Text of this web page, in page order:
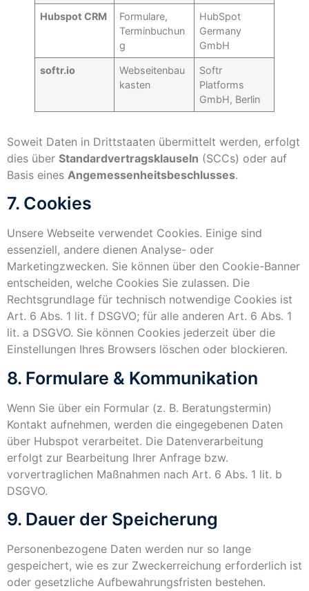
Hubspot CRM
Formulare,
Terminbuchun
g
HubSpot
Germany
GmbH
softr.io
Webseitenbau
kasten
Softr
Platforms
GmbH, Berlin
Soweit Daten in Drittstaaten übermittelt werden, erfolgt
dies über Standardvertragsklauseln (SCCs) oder auf
Basis eines Angemessenheitsbeschlusses.
7. Cookies
Unsere Webseite verwendet Cookies. Einige sind
essenziell, andere dienen Analyse- oder
Marketingzwecken. Sie können über den Cookie-Banner
entscheiden, welche Cookies Sie zulassen. Die
Rechtsgrundlage für technisch notwendige Cookies ist
Art. 6 Abs. 1 lit. f DSGVO; für alle anderen Art. 6 Abs. 1
lit. a DSGVO. Sie können Cookies jederzeit über die
Einstellungen Ihres Browsers löschen oder blockieren.
8. Formulare & Kommunikation
Wenn Sie über ein Formular (z. B. Beratungstermin)
Kontakt aufnehmen, werden die eingegebenen Daten
über Hubspot verarbeitet. Die Datenverarbeitung
erfolgt zur Bearbeitung Ihrer Anfrage bzw.
vorvertraglichen Maßnahmen nach Art. 6 Abs. 1 lit. b
DSGVO.
9. Dauer der Speicherung
Personenbezogene Daten werden nur so lange
gespeichert, wie es zur Zweckerreichung erforderlich ist
oder gesetzliche Aufbewahrungsfristen bestehen.